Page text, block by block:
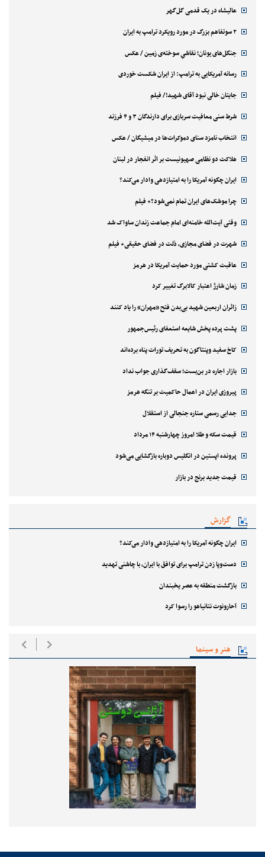
عالیشاه در یک قدمی گل‌گهر
۲ سوتفاهم بزرگ در مورد رویکرد ترامپ به ایران
جنگل‌های یونان؛ نقاشیِ سوخته‌ی زمین / عکس
رسانه آمریکایی به ترامپ: از ایران شکست خوردی
جایتان خالی نبود آقای شهید!/ فیلم
شرط سنی معافیت سربازی برای دارندگان ۳ و ۴ فرزند
انتخاب نامزد سنای دموکرات‌ها در میشیگان / عکس
هلاکت دو نظامی صهیونیست بر اثر انفجار در لبنان
ایران چگونه آمریکا را به امتیازدهی وادار می‌کند؟
چرا موشک‌های ایران تمام نمی‌شود؟+ فیلم
وقتی آیت‌الله خامنه‌ای امام جماعت زندان ساواک شد
شهرت در فضای مجازی، ذلت در فضای حقیقی+ فیلم
عاقبت کشتی مورد حمایت آمریکا در هرمز
زمان شارژ اعتبار کالابرگ تغییر کرد
زائران اربعین شهید بی‌بدن فتح «مهران» را یاد کنند
پشت پرده پخش شایعه استعفای رئیس‌جمهور
کاخ سفید وپنتاگون به تحریف تورات پناه برده‌اند
بازار اجاره در بن‌بست؛ سقف‌گذاری جواب نداد
پیروزی ایران در اعمال حاکمیت بر تنگه هرمز
جدایی رسمی ستاره جنجالی از استقلال
قیمت سکه و طلا امروز چهارشنبه ۱۴ مرداد
پرونده اپستین در انگلیس دوباره بازگشایی می‌شود
قیمت جدید برنج در بازار
گزارش
ایران چگونه آمریکا را به امتیازدهی وادار می‌کند؟
دست‌وپا زدن ترامپ برای توافق با ایران، با چاشنی تهدید
بازگشت منطقه به عصر یخبندان
آحارونوت نتانیاهو را رسوا کرد
هنر و سینما